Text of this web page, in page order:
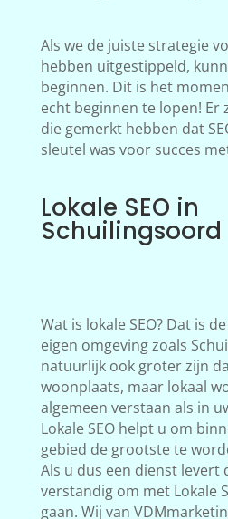
Als we de juiste strategie
hebben uitgestippeld,
beginnen. Dit is het
echt beginnen te lopen! Er
die gemerkt hebben dat
sleutel was voor succes
Lokale SEO in
Schuilingsoord
Wat is lokale SEO? Dat is
eigen omgeving zoals
natuurlijk ook groter zijn
woonplaats, maar lokaal
algemeen verstaan als in
Lokale SEO helpt u om
gebied de grootste te
Als u dus een dienst levert
verstandig om met Lokale
gaan. Wij van